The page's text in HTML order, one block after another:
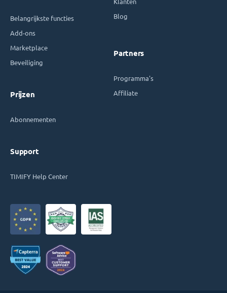
Belangrijkste functies
Add-ons
Marketplace
Beveiliging
Prijzen
Abonnementen
Support
TIMIFY Help Center
Blog
Partners
Programma's
Affiliate